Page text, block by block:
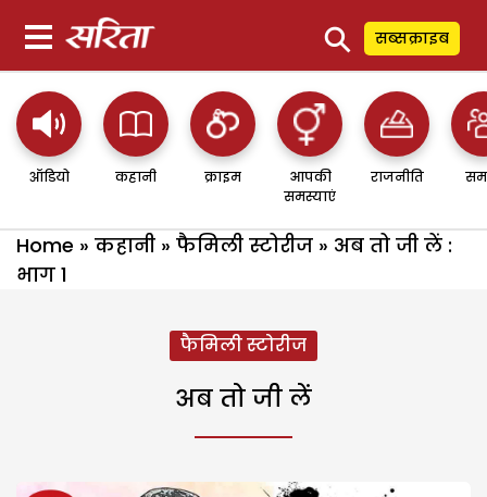
⚲ सब्सक्राइब
ऑडियो कहानी क्राइम
आपकी
समस्याएं
राजनीति
Home » कहानी » फैमिली स्टोरीज » अब तो जी लें :
भाग 1
फैमिली स्टोरीज
अब तो जी लें